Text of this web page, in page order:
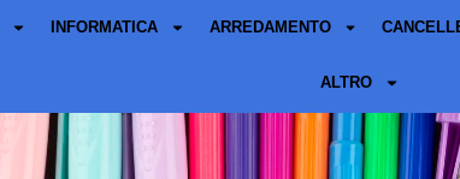
INFORMATICA ARREDAMENTO
ALTRO